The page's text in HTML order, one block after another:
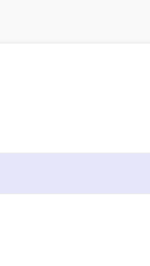
Zum